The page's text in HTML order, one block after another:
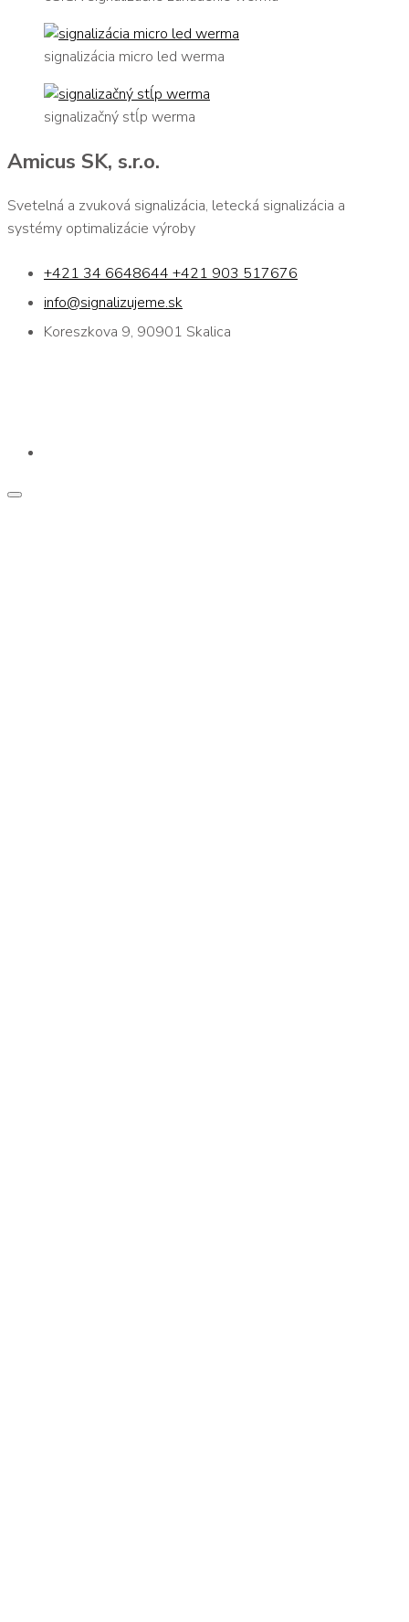
signalizácia micro led werma
signalizačný stĺp werma
Amicus SK, s.r.o.
Svetelná a zvuková signalizácia, letecká signalizácia a
systémy optimalizácie výroby
+421 34 6648644 +421 903 517676
info@signalizujeme.sk
Koreszkova 9, 90901 Skalica